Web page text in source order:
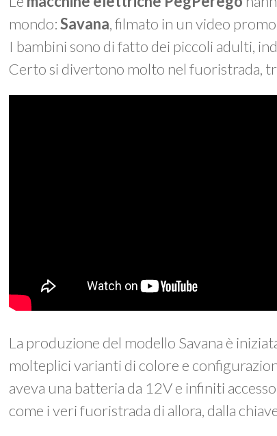
mondo:Savana, filmato in un video
I bambini sono di fatto dei piccoli adulti,
Certo si divertono molto nel fuoristrada,
La produzione del modello Savana è
molteplici varianti di colore e
aveva una batteria da 12V e infiniti
come i veri fuoristrada di allora, dalla